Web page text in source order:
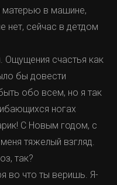
матерью в машине,
нет, сейчас в детдом
Ощущения счастья как
бы довести
обо всем, но я так
ногах
С Новым годом, с
тяжелый взгляд.
так?
во что ты веришь. Я-